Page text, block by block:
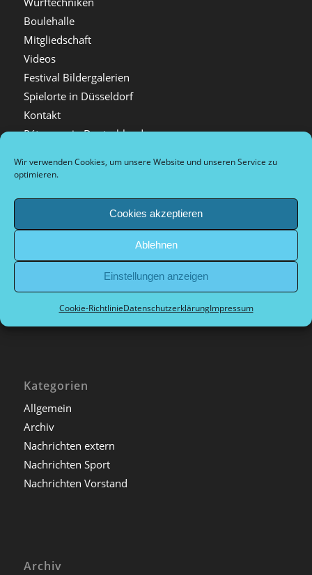
Wir verwenden Cookies, um unsere Website und unseren Service zu
optimieren.
Cookies akzeptieren
Ablehnen
Einstellungen anzeigen
Cookie-RichtlinieDatenschutzerklärungImpressum
Boulehalle
Mitgliedschaft
Videos
Festival Bildergalerien
Spielorte in Düsseldorf
Kontakt
Pétanque in Deutschland
Firmenveranstaltungen
Datenschutzerklärung
Tournaments
Tournois de sport de compétition et de loisirs
Arrival and city information
Plan d’accès et informations sur la ville
Dokumente Vorstand
Kategorien
Allgemein
Archiv
Nachrichten extern
Nachrichten Sport
Nachrichten Vorstand
Archiv